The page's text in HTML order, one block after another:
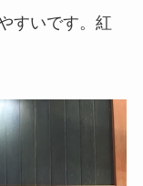
すいです。紅